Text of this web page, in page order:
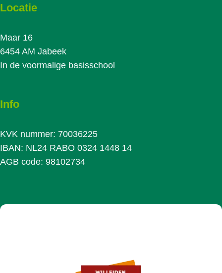
Locatie
Maar 16
6454 AM Jabeek
In de voormalige basisschool
Info
KVK nummer: 70036225
IBAN: NL24 RABO 0324 1448 14
AGB code: 98102734